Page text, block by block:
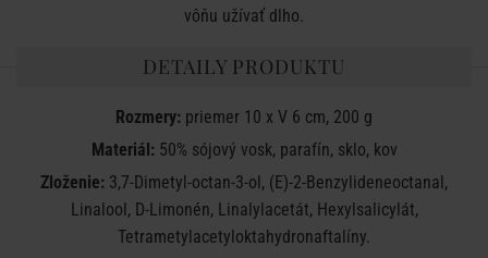
vôňu užívať dlho.
DETAILY PRODUKTU
Rozmery: priemer 10 x V 6 cm, 200 g
Materiál:50% sójový vosk, parafín, sklo, kov
Zloženie: 3,7-Dimetyl-octan-3-ol, (E)-2-Benzylideneoctanal,
Linalool, D-Limonén, Linalylacetát, Hexylsalicylát,
Tetrametylacetyloktahydronaftalíny.